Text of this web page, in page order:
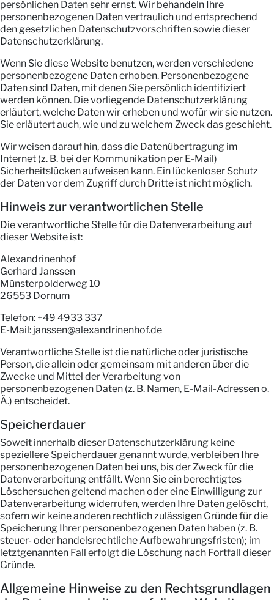
persönlichen Daten sehr ernst. Wir behandeln Ihre
personenbezogenen Daten vertraulich und entsprechend
den gesetzlichen Datenschutzvorschriften sowie dieser
Datenschutzerklärung.
Wenn Sie diese Website benutzen, werden verschiedene
personenbezogene Daten erhoben. Personenbezogene
Daten sind Daten, mit denen Sie persönlich identifiziert
werden können. Die vorliegende Datenschutzerklärung
erläutert, welche Daten wir erheben und wofür wir sie nutzen.
Sie erläutert auch, wie und zu welchem Zweck das geschieht.
Wir weisen darauf hin, dass die Datenübertragung im
Internet (z. B. bei der Kommunikation per E-Mail)
Sicherheitslücken aufweisen kann. Ein lückenloser Schutz
der Daten vor dem Zugriff durch Dritte ist nicht möglich.
Hinweis zur verantwortlichen Stelle
Die verantwortliche Stelle für die Datenverarbeitung auf
dieser Website ist:
Alexandrinenhof
Gerhard Janssen
Münsterpolderweg 10
26553 Dornum
Telefon: +49 4933 337
E-Mail: janssen@alexandrinenhof.de
Verantwortliche Stelle ist die natürliche oder juristische
Person, die allein oder gemeinsam mit anderen über die
Zwecke und Mittel der Verarbeitung von
personenbezogenen Daten (z. B. Namen, E-Mail-Adressen o.
Ä.) entscheidet.
Speicherdauer
Soweit innerhalb dieser Datenschutzerklärung keine
speziellere Speicherdauer genannt wurde, verbleiben Ihre
personenbezogenen Daten bei uns, bis der Zweck für die
Datenverarbeitung entfällt. Wenn Sie ein berechtigtes
Löschersuchen geltend machen oder eine Einwilligung zur
Datenverarbeitung widerrufen, werden Ihre Daten gelöscht,
sofern wir keine anderen rechtlich zulässigen Gründe für die
Speicherung Ihrer personenbezogenen Daten haben (z. B.
steuer- oder handelsrechtliche Aufbewahrungsfristen); im
letztgenannten Fall erfolgt die Löschung nach Fortfall dieser
Gründe.
Allgemeine Hinweise zu den Rechtsgrundlagen